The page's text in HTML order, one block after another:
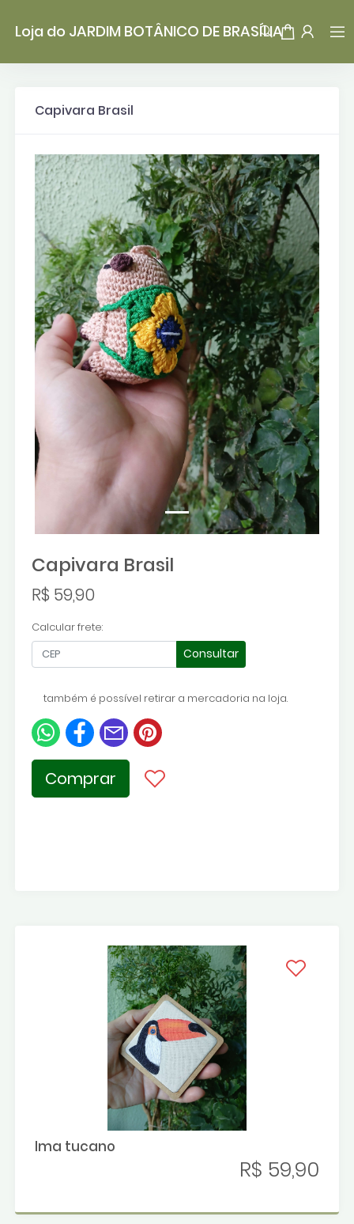
Loja do JARDIM BOTÂNICO DE BRASÍLIA
Capivara Brasil
Capivara Brasil
R$ 59,90
Calcular frete:
Consultar
também é possível retirar a mercadoria na loja.
Comprar
Ima tucano
R$ 59,90